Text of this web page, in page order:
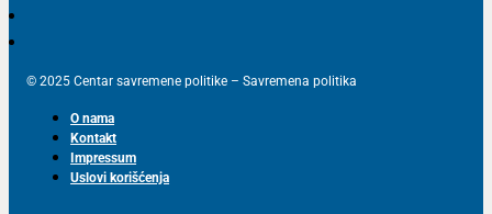
© 2025 Centar savremene politike – Savremena politika
O nama
Kontakt
Impressum
Uslovi korišćenja